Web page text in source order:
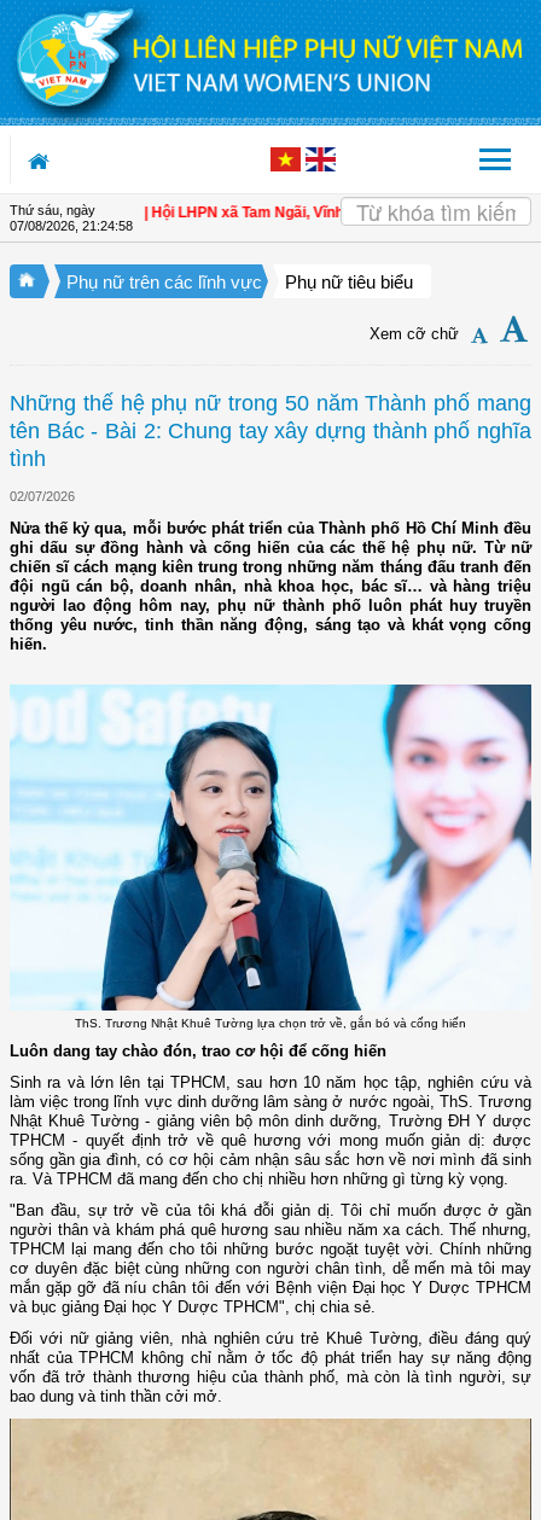
Truy cập nội dung luôn
Thứ sáu, ngày
07/08/2026, 21:24:59
hội viên | Hội LHPN xã Tam Ngãi, Vĩnh Long sơ kết công tác Hội và phong
Phụ nữ trên các lĩnh vực Phụ nữ tiêu biểu
Xem cỡ chữ
Những thế hệ phụ nữ trong 50 năm Thành phố mang
tên Bác - Bài 2: Chung tay xây dựng thành phố nghĩa
tình
02/07/2026
Nửa thế kỷ qua, mỗi bước phát triển của Thành phố Hồ Chí Minh đều
ghi dấu sự đồng hành và cống hiến của các thế hệ phụ nữ. Từ nữ
chiến sĩ cách mạng kiên trung trong những năm tháng đấu tranh đến
đội ngũ cán bộ, doanh nhân, nhà khoa học, bác sĩ… và hàng triệu
người lao động hôm nay, phụ nữ thành phố luôn phát huy truyền
thống yêu nước, tinh thần năng động, sáng tạo và khát vọng cống
hiến.
ThS. Trương Nhật Khuê Tường lựa chọn trở về, gắn bó và cống hiến
Luôn dang tay chào đón, trao cơ hội để cống hiến
Sinh ra và lớn lên tại TPHCM, sau hơn 10 năm học tập, nghiên cứu và
làm việc trong lĩnh vực dinh dưỡng lâm sàng ở nước ngoài, ThS. Trương
Nhật Khuê Tường - giảng viên bộ môn dinh dưỡng, Trường ĐH Y dược
TPHCM - quyết định trở về quê hương với mong muốn giản dị: được
sống gần gia đình, có cơ hội cảm nhận sâu sắc hơn về nơi mình đã sinh
ra. Và TPHCM đã mang đến cho chị nhiều hơn những gì từng kỳ vọng.
"Ban đầu, sự trở về của tôi khá đỗi giản dị. Tôi chỉ muốn được ở gần
người thân và khám phá quê hương sau nhiều năm xa cách. Thế nhưng,
TPHCM lại mang đến cho tôi những bước ngoặt tuyệt vời. Chính những
cơ duyên đặc biệt cùng những con người chân tình, dễ mến mà tôi may
mắn gặp gỡ đã níu chân tôi đến với Bệnh viện Đại học Y Dược TPHCM
và bục giảng Đại học Y Dược TPHCM", chị chia sẻ.
Đối với nữ giảng viên, nhà nghiên cứu trẻ Khuê Tường, điều đáng quý
nhất của TPHCM không chỉ nằm ở tốc độ phát triển hay sự năng động
vốn đã trở thành thương hiệu của thành phố, mà còn là tình người, sự
bao dung và tinh thần cởi mở.